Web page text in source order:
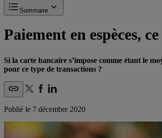
Sommaire
Paiement en espèces,
Si la carte bancaire s’impose comme étant le
pour ce type de transactions ?
Publié le 7 décembre 2020